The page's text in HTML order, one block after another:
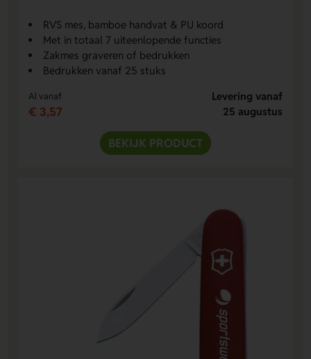
RVS mes, bamboe handvat & PU koord
Met in totaal 7 uiteenlopende functies
Zakmes graveren of bedrukken
Bedrukken vanaf 25 stuks
Al vanaf
€ 3,57
Levering vanaf
25 augustus
BEKIJK PRODUCT